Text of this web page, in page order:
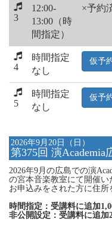
3
12:00-
13:00（時
間指定）
×予約
4
時間指定
なし
仮予
5
時間指定
なし
仮予
2026年9月20日（日）
第375回 演Academia
2026年9月の広島での演
の宮本音楽教室にて開催
お申込みをされた方に住所
時間指定：受講料に追加
非公開設定：受講料に追加